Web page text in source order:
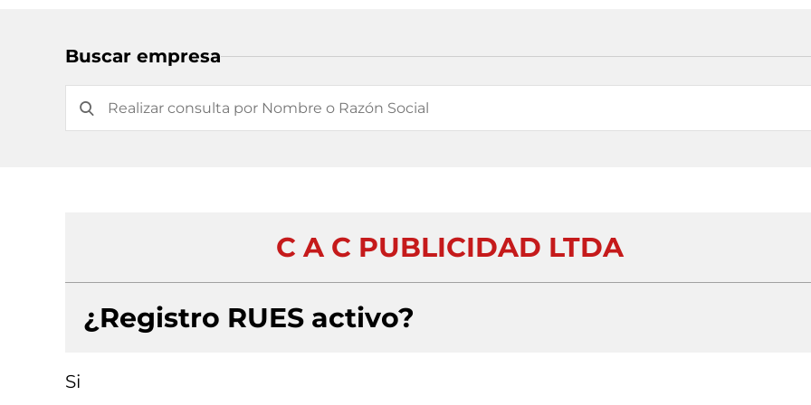
Buscar empresa
C A C PUBLICIDAD LTDA
¿Registro RUES activo?
Si